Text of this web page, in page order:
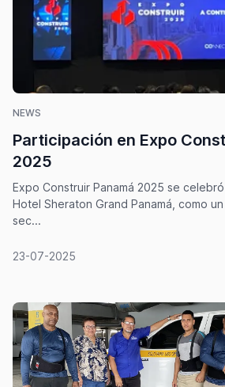
NEWS
Participación en Expo
2025
Expo Construir Panamá 2025 se
Hotel Sheraton Grand Panamá, como
sec...
23-07-2025